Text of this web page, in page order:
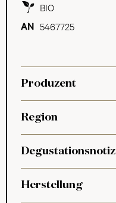
BIO
5467725
Produzent
Region
Degustationsnotiz
Herstellung